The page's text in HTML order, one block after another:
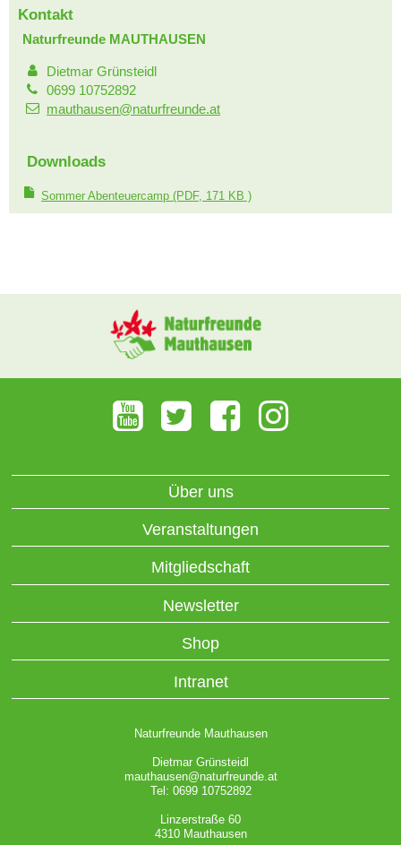
Kontakt
Naturfreunde MAUTHAUSEN
Dietmar Grünsteidl
0699 10752892
mauthausen@naturfreunde.at
Downloads
Sommer Abenteuercamp (PDF, 171 KB )
Über uns
Veranstaltungen
Mitgliedschaft
Newsletter
Shop
Intranet
Naturfreunde Mauthausen
Dietmar Grünsteidl
mauthausen@naturfreunde.at
Tel: 0699 10752892
Linzerstraße 60
4310 Mauthausen